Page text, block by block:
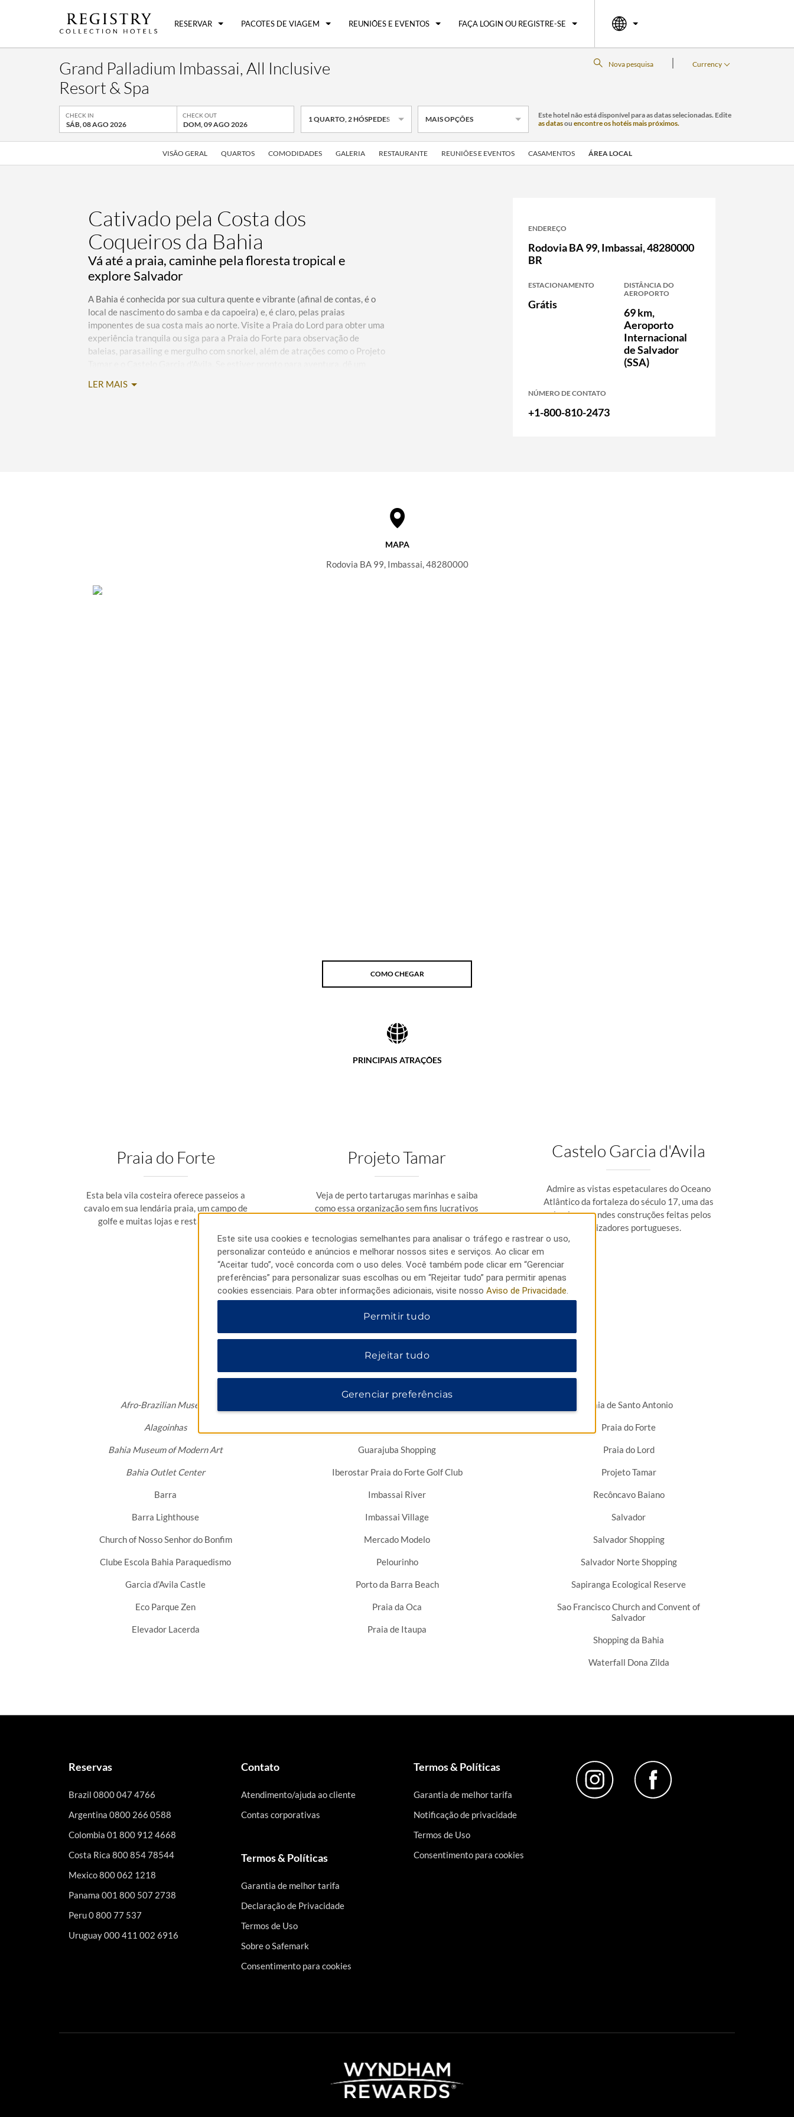
RESERVAR PACOTES DE VIAGEM REUNIÕES E EVENTOS FAÇA LOGIN OU REGISTRE-SE
Grand Palladium Imbassai, All Inclusive
Resort & Spa
Nova pesquisa | Currency
CHECK IN
SÁB, 08 AGO 2026
CHECK OUT
DOM, 09 AGO 2026
1QUARTO,2HÓSPEDES MAIS OPÇÕES
Este hotel não está disponível para as datas selecionadas. Edite
as datasou encontre os hotéis mais próximos.
VISÃO GERAL QUARTOS COMODIDADES GALERIA RESTAURANTE REUNIÕES E EVENTOS CASAMENTOS ÁREA LOCAL
ENDEREÇO
Rodovia BA 99,Imbassai,48280000
BR
ESTACIONAMENTO
Grátis
DISTÂNCIA DO
AEROPORTO
69 km,
Aeroporto
Internacional
de Salvador
(SSA)
NÚMERO DE CONTATO
+1-800-810-2473
Cativado pela Costa dos
Coqueiros da Bahia
Vá até a praia, caminhe pela floresta tropical e
explore Salvador
A Bahia é conhecida por sua cultura quente e vibrante (afinal de contas, é o
local de nascimento do samba e da capoeira) e, é claro, pelas praias
imponentes de sua costa mais ao norte. Visite a Praia do Lord para obter uma
experiência tranquila ou siga para a Praia do Forte para observação de
baleias, parasailing e mergulho com snorkel, além de atrações como o Projeto
faça paraquedismo no Clube Escola Bahia Paraquedismo e caminhe ou pedale
LER MAIS
MAPA
Rodovia BA 99, Imbassai, 48280000
COMO CHEGAR
PRINCIPAIS ATRAÇÕES
Praia do Forte
Esta bela vila costeira oferece passeios a
cavalo em sua lendária praia, um campo de
golfe e muitas lojas e restaurantes.
Projeto Tamar
Veja de perto tartarugas marinhas e saiba
como essa organização sem fins lucrativos
Castelo Garcia d'Avila
Admire as vistas espetaculares do Oceano
Atlântico da fortaleza do século 17, uma das
primeiras grandes construções feitas pelos
colonizadores portugueses.
Afro-Brazilian Museum
Alagoinhas
Bahia Museum of Modern Art
Bahia Outlet Center
Barra
Barra Lighthouse
Church of Nosso Senhor do Bonfim
Clube Escola Bahia Paraquedismo
Garcia d’Avila Castle
Eco Parque Zen
Elevador Lacerda
Guarajuba Shopping
Iberostar Praia do Forte Golf Club
Imbassai River
Imbassai Village
Mercado Modelo
Pelourinho
Porto da Barra Beach
Praia da Oca
Praia de Itaupa
Praia de Santo Antonio
Praia do Forte
Praia do Lord
Projeto Tamar
Recôncavo Baiano
Salvador
Salvador Shopping
Salvador Norte Shopping
Sapiranga Ecological Reserve
Sao Francisco Church and Convent of
Salvador
Shopping da Bahia
Waterfall Dona Zilda
Reservas
Brazil 0800 047 4766
Argentina 0800 266 0588
Colombia 01 800 912 4668
Costa Rica 800 854 78544
Mexico 800 062 1218
Panama 001 800 507 2738
Peru 0 800 77 537
Uruguay 000 411 002 6916
Contato
Atendimento/ajuda ao cliente
Contas corporativas
Termos & Políticas
Garantia de melhor tarifa
Declaração de Privacidade
Termos de Uso
Sobre o Safemark
Consentimento para cookies
Termos & Políticas
Garantia de melhor tarifa
Notificação de privacidade
Termos de Uso
Consentimento para cookies
Este site usa cookies e tecnologias semelhantes para analisar o tráfego e rastrear o uso,
personalizar conteúdo e anúncios e melhorar nossos sites e serviços. Ao clicar em
“Aceitar tudo”, você concorda com o uso deles. Você também pode clicar em “Gerenciar
preferências” para personalizar suas escolhas ou em “Rejeitar tudo” para permitir apenas
cookies essenciais. Para obter informações adicionais, visite nosso Aviso de Privacidade.
Permitir tudo
Rejeitar tudo
Gerenciar preferências